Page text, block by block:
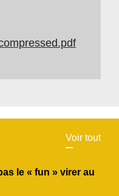
Voir tout
le « fun » virer au